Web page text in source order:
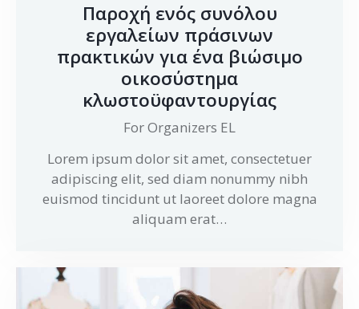
Παροχή ενός συνόλου
εργαλείων πράσινων
πρακτικών για ένα βιώσιμο
οικοσύστημα
κλωστοϋφαντουργίας
For Organizers EL
Lorem ipsum dolor sit amet, consectetuer
adipiscing elit, sed diam nonummy nibh
euismod tincidunt ut laoreet dolore magna
aliquam erat…